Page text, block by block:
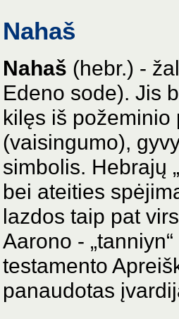
Nahaš
Nahaš (hebr.) -
Edeno sode). Jis
kilęs iš
(vaisingumo),
simbolis. Hebrajų
bei ateities
lazdos taip pat
Aarono -
testamento
panaudotas